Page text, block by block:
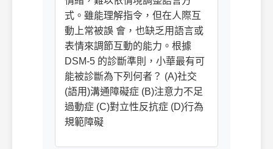
式。雖能理解指令，但在人際互
動上常被誤 會，也缺乏用語言或
表情來調節互動的能力。根據
DSM-5 的診斷準則，小華最有可
能被診斷為下列何者？ (A)社交
(語用)溝通障礙症 (B)注意力不足
過動症 (C)對立性反抗症 (D)行為
規範障礙